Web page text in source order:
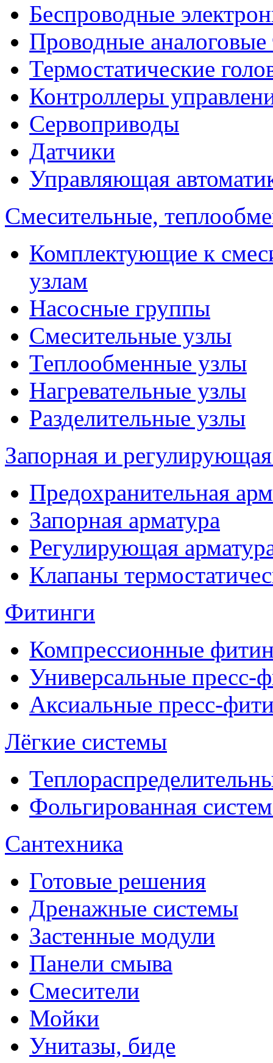
Беспроводные
Проводные аналоговые
Термостатические
Контроллеры
Сервоприводы
Датчики
Управляющая
Смесительные,
Комплектующие к
узлам
Насосные группы
Смесительные узлы
Теплообменные узлы
Нагревательные узлы
Разделительные узлы
Запорная и
Предохранительная
Запорная арматура
Регулирующая
Клапаны
Фитинги
Компрессионные
Универсальные пресс-
Аксиальные пресс-
Лёгкие системы
Фольгированная
Сантехника
Готовые решения
Дренажные системы
Застенные модули
Панели смыва
Смесители
Мойки
Унитазы, биде